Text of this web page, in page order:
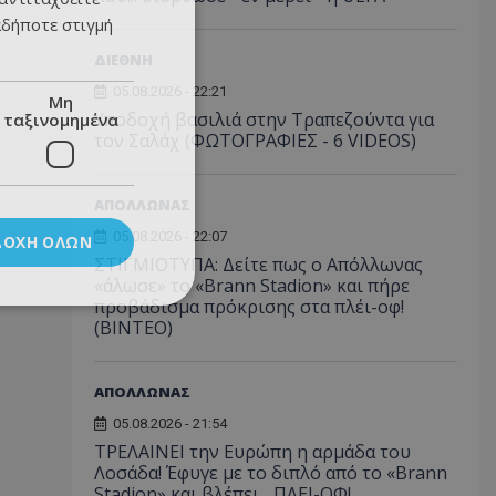
05.08.2026 - 22:21
Υποδοχή βασιλιά στην Τραπεζούντα για
τον Σαλάχ (ΦΩΤΟΓΡΑΦΙΕΣ - 6 VIDEOS)
05.08.2026 - 22:07
ΣΤΙΓΜΙΟΤΥΠΑ: Δείτε πως ο Απόλλωνας
«άλωσε» το «Brann Stadion» και πήρε
προβάδισμα πρόκρισης στα πλέι-οφ!
(ΒΙΝΤΕΟ)
ΑΠΟΛΛΩΝΑΣ
05.08.2026 - 21:54
ΤΡΕΛΑΙΝΕΙ την Ευρώπη η αρμάδα του
Λοσάδα! Έφυγε με το διπλό από το «Brann
στιγμή
Μη
ταξινομημένα
ΌΛΩΝ